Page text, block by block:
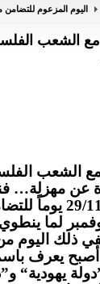
اليوم المزعوم
مع الشعب
مع الشعب
عن
يقول عن سبب
نوفمبر لما
يهودية“